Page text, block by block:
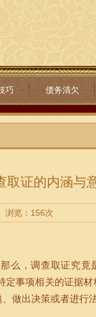
巧 债务清欠
取证的内涵与
浏览：156次
么，调查取证究竟
事项相关的证据
做出决策或者进行